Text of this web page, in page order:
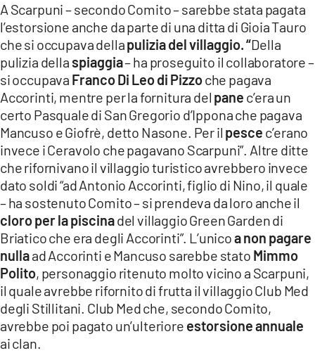
A Scarpuni – secondo Comito – sarebbe stata pagata
l’estorsione anche da parte di una ditta di Gioia Tauro
che si occupava dellapulizia del villaggio. “Della
pulizia della spiaggia– ha proseguito il collaboratore –
si occupava Franco Di Leo di Pizzoche pagava
Accorinti, mentre per la fornitura del pane c’era un
certo Pasquale di San Gregorio d’Ippona che pagava
Mancuso e Giofrè, detto Nasone. Per il pesce c’erano
invece i Ceravolo che pagavano Scarpuni”. Altre ditte
che rifornivano il villaggio turistico avrebbero invece
dato soldi “ad Antonio Accorinti, figlio di Nino, il quale
– ha sostenuto Comito – si prendeva da loro anche il
cloro per la piscinadel villaggio Green Garden di
Briatico che era degli Accorinti”. L’unicoa non pagare
nullaad Accorinti e Mancuso sarebbe stato Mimmo
Polito, personaggio ritenuto molto vicino a Scarpuni,
il quale avrebbe rifornito di frutta il villaggio Club Med
degli Stillitani. Club Med che, secondo Comito,
avrebbe poi pagato un’ulteriore estorsione annuale
ai clan.